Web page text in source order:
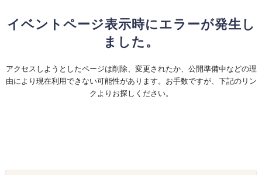
イベントページ表示時にエラーが発生し
ました。
アクセスしようとしたページは削除、変更されたか、公開準備中などの理
由により現在利用できない可能性があります。お手数ですが、下記のリン
クよりお探しください。